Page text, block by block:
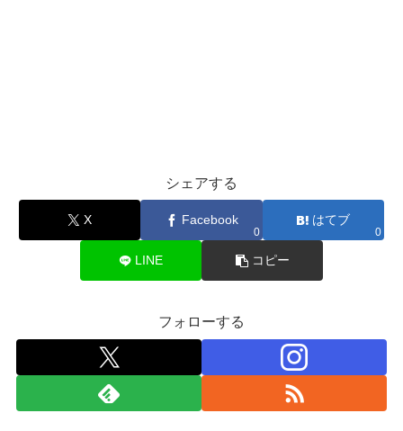
シェアする
X Facebook
0
はてブ
0
LINE コピー
フォローする